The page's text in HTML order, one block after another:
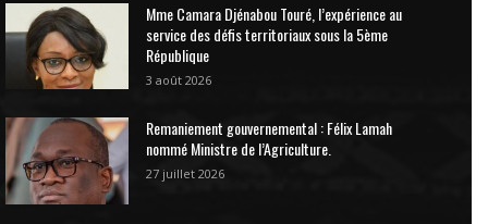
Mme Camara Djénabou Touré, l’expérience au
service des défis territoriaux sous la 5ème
République
3 août 2026
Remaniement gouvernemental : Félix Lamah
nommé Ministre de l’Agriculture.
27 juillet 2026